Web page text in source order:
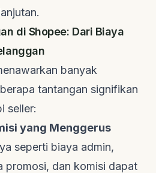
di Shopee: Dari Biaya
banyak
tantangan signifikan
seller:
yang Menggerus
seperti biaya admin,
promosi, dan komisi dapat